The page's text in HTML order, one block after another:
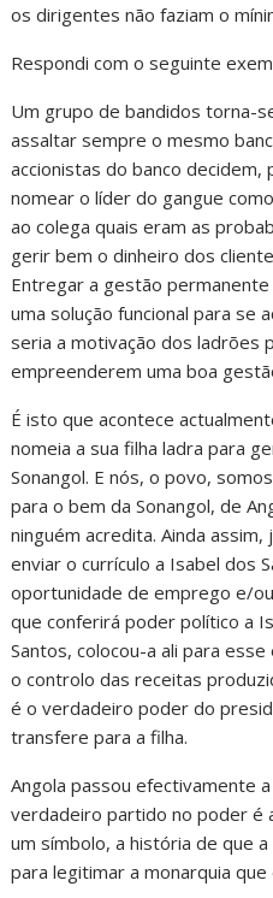
os dirigentes não faziam o
Respondi com o seguinte
Um grupo de bandidos torna-
assaltar sempre o mesmo
accionistas do banco
nomear o líder do gangue
ao colega quais eram as
gerir bem o dinheiro dos
Entregar a gestão
uma solução funcional para se
seria a motivação dos ladrões
empreenderem uma boa
É isto que acontece
nomeia a sua filha ladra para
Sonangol. E nós, o povo,
para o bem da Sonangol, de
ninguém acredita. Ainda
enviar o currículo a Isabel dos
oportunidade de emprego e/
que conferirá poder político a
Santos, colocou-a ali para
o controlo das receitas
é o verdadeiro poder do
transfere para a filha.
Angola passou efectivamente
verdadeiro partido no poder é
um símbolo, a história de que
para legitimar a monarquia